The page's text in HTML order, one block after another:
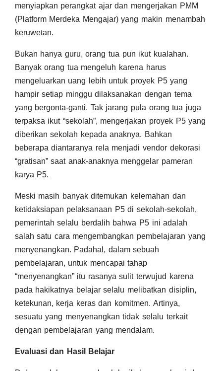
menyiapkan perangkat ajar dan mengerjakan PMM
(Platform Merdeka Mengajar) yang makin menambah
keruwetan.
Bukan hanya guru, orang tua pun ikut kualahan.
Banyak orang tua mengeluh karena harus
mengeluarkan uang lebih untuk proyek P5 yang
hampir setiap minggu dilaksanakan dengan tema
yang bergonta-ganti. Tak jarang pula orang tua juga
terpaksa ikut “sekolah”, mengerjakan proyek P5 yang
diberikan sekolah kepada anaknya. Bahkan
beberapa diantaranya rela menjadi vendor dekorasi
“gratisan” saat anak-anaknya menggelar pameran
karya P5.
Meski masih banyak ditemukan kelemahan dan
ketidaksiapan pelaksanaan P5 di sekolah-sekolah,
pemerintah selalu berdalih bahwa P5 ini adalah
salah satu cara mengembangkan pembelajaran yang
menyenangkan. Padahal, dalam sebuah
pembelajaran, untuk mencapai tahap
“menyenangkan” itu rasanya sulit terwujud karena
pada hakikatnya belajar selalu melibatkan disiplin,
ketekunan, kerja keras dan komitmen. Artinya,
sesuatu yang menyenangkan tidak selalu terkait
dengan pembelajaran yang mendalam.
Evaluasi dan Hasil Belajar